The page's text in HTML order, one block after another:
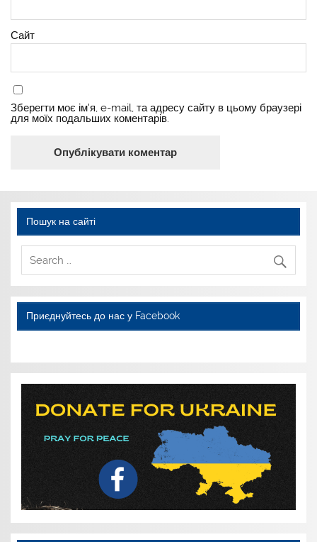
Сайт
Зберегти моє ім'я, e-mail, та адресу сайту в цьому браузері
для моїх подальших коментарів.
Пошук на сайті
Приєднуйтесь до нас у Facebook
WordPress YouTube